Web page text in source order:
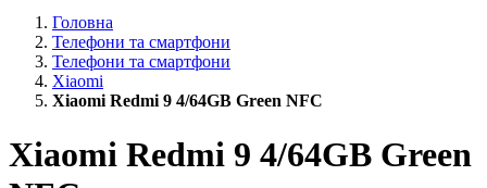
Головна
Телефони та смартфони
Телефони та смартфони
Xiaomi
Xiaomi Redmi 9 4/64GB Green NFC
Xiaomi Redmi 9 4/64GB Green